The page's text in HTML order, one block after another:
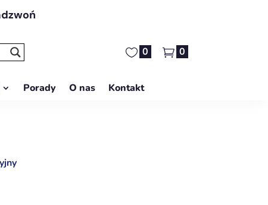
0 0
Porady O nas Kontakt